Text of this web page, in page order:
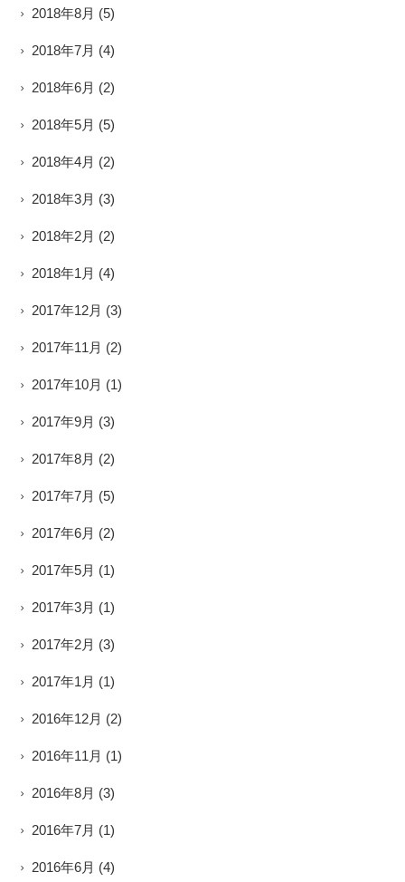
2018年8月 (5)
2018年7月 (4)
2018年6月 (2)
2018年5月 (5)
2018年4月 (2)
2018年3月 (3)
2018年2月 (2)
2018年1月 (4)
2017年12月 (3)
2017年11月 (2)
2017年10月 (1)
2017年9月 (3)
2017年8月 (2)
2017年7月 (5)
2017年6月 (2)
2017年5月 (1)
2017年3月 (1)
2017年2月 (3)
2017年1月 (1)
2016年12月 (2)
2016年11月 (1)
2016年8月 (3)
2016年7月 (1)
2016年6月 (4)